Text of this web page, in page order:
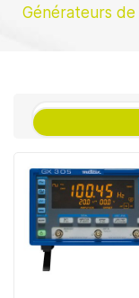
Générateurs